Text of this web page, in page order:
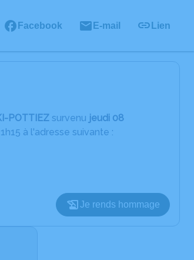
Facebook E-mail Lien
POTTIEZ survenu jeudi 08
à l'adresse suivante :
Je rends hommage